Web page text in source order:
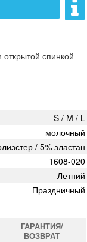
спинкой.
S / M / L
молочный
/ 5% эластан
1608-020
Летний
Праздничный
ГАРАНТИЯ/
ВОЗВРАТ